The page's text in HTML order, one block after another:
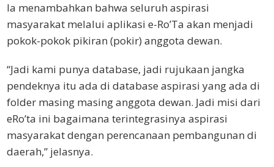
Ia menambahkan bahwa seluruh aspirasi
masyarakat melalui aplikasi e-Ro’Ta akan menjadi
pokok-pokok pikiran (pokir) anggota dewan.
“Jadi kami punya database, jadi rujukaan jangka
pendeknya itu ada di database aspirasi yang ada di
folder masing masing anggota dewan. Jadi misi dari
eRo’ta ini bagaimana terintegrasinya aspirasi
masyarakat dengan perencanaan pembangunan di
daerah,” jelasnya.